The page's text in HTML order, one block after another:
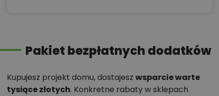
Pakiet bezpłatnych dodatków
Kupujesz projekt domu, dostajesz wsparcie warte
tysiące złotych. Konkretne rabaty w sklepach